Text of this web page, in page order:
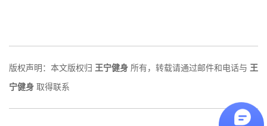
版权声明：本文版权归 王宁健身 所有，转载请通过邮件和电话与 王
宁健身 取得联系